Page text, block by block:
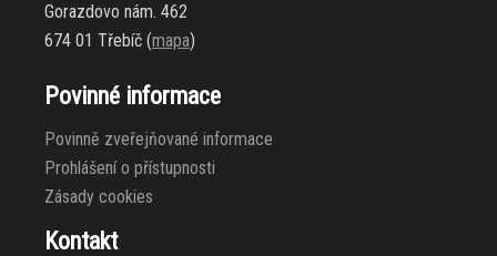
Gorazdovo nám. 462
674 01 Třebíč (mapa)
Povinné informace
Povinně zveřejňované informace
Prohlášení o přístupnosti
Zásady cookies
Kontakt